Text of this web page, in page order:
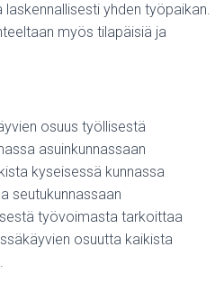
yhden työpaikan.
myös tilapäisiä ja
osuus työllisestä
asuinkunnassaan
kyseisessä kunnassa
seutukunnassaan
työvoimasta tarkoittaa
osuutta kaikista